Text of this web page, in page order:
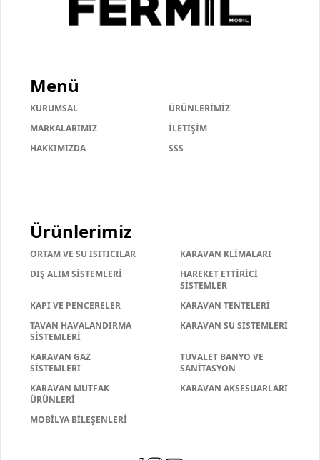
Menü
KURUMSAL
ÜRÜNLERİMİZ
MARKALARIMIZ
İLETİŞİM
HAKKIMIZDA
SSS
Ürünlerimiz
ORTAM VE SU ISITICILAR
KARAVAN KLİMALARI
DIŞ ALIM SİSTEMLERİ
HAREKET ETTİRİCİ
SİSTEMLER
KAPI VE PENCERELER
KARAVAN TENTELERİ
TAVAN HAVALANDIRMA
SİSTEMLERİ
KARAVAN SU SİSTEMLERİ
KARAVAN GAZ
SİSTEMLERİ
TUVALET BANYO VE
SANİTASYON
KARAVAN MUTFAK
ÜRÜNLERİ
KARAVAN AKSESUARLARI
MOBİLYA BİLEŞENLERİ